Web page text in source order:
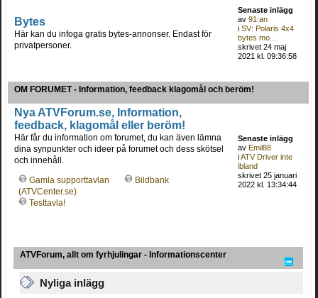
Bytes
Här kan du infoga gratis bytes-annonser. Endast för
privatpersoner.
Senaste inlägg
av91:an
iSV: Polaris 4x4
bytes mo...
skrivet 24 maj
2021 kl. 09:36:58
OM FORUMET - Information, feedback klagomål och beröm!
Nya ATVForum.se, Information,
feedback, klagomål eller beröm!
Här får du information om forumet, du kan även lämna
dina synpunkter och ideer på forumet och dess skötsel
och innehåll.
Gamla supporttavlan
(ATVCenter.se)
Testtavla!
Bildbank
Senaste inlägg
avEmil88
iATV Driver inte
ibland
skrivet 25 januari
2022 kl. 13:34:44
ATVForum, allt om fyrhjulingar - Informationscenter
Nyliga inlägg